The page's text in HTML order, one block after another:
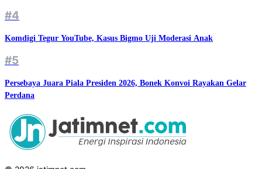
#4
Komdigi Tegur YouTube, Kasus Bigmo Uji Moderasi Anak
#5
Persebaya Juara Piala Presiden 2026, Bonek Konvoi Rayakan Gelar
Perdana